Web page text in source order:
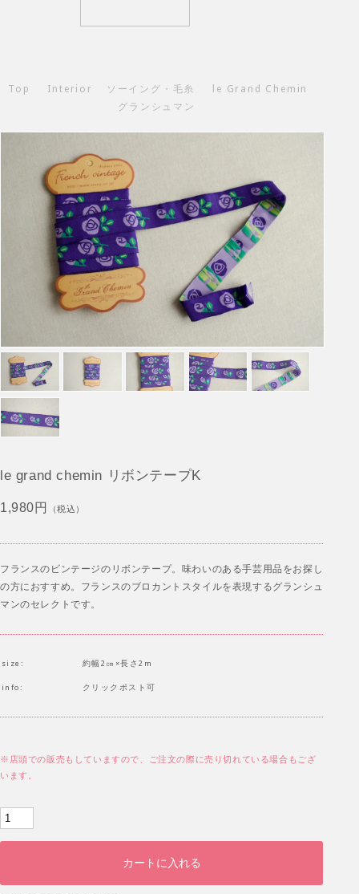
Top Interior ソーイング・毛糸
le Grand Chemin
グランシュマン
le grand chemin リボンテープK
1,980円 （税込）
フランスのビンテージのリボンテープ。味わいのある手芸用品をお探し
の方におすすめ。フランスのブロカントスタイルを表現するグランシュ
マンのセレクトです。
size: 約幅2㎝×長さ2m
info: クリックポスト可
※店頭での販売もしていますので、ご注文の際に売り切れている場合もござ
います。